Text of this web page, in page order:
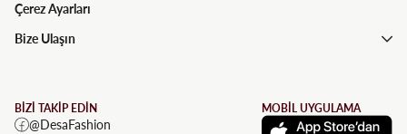
Çerez Ayarları
Bize Ulaşın
BİZİ TAKİP EDİN
@DesaFashion
MOBİL UYGULAMA